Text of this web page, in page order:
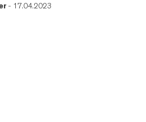
- 17.04.2023